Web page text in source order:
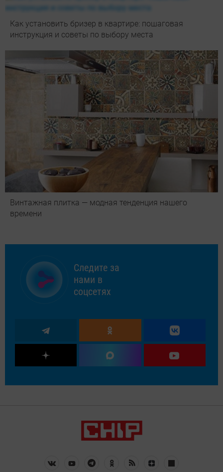
Как установить бризер в квартире: пошаговая
инструкция и советы по выбору места
Винтажная плитка — модная тенденция нашего
времени
Следите за
нами в
соцсетях